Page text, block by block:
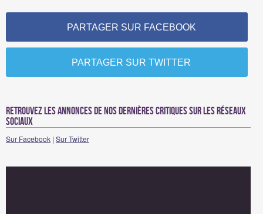
PARTAGER SUR FACEBOOK
PARTAGER SUR TWITTER
Retrouvez les annonces de nos dernières critiques sur les réseaux
sociaux
Sur Facebook | Sur Twitter